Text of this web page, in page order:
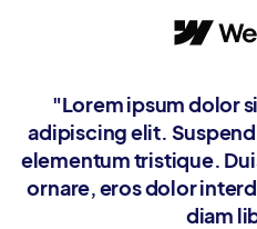
"Lorem ipsum dolor
adipiscing elit.
elementum tristique.
ornare, eros dolor
diam